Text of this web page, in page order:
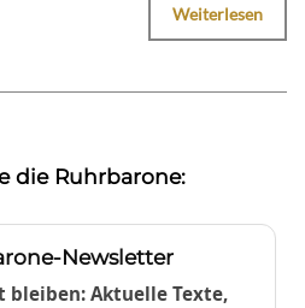
Weiterlesen
die Ruhrbarone:
Newsletter
Aktuelle Texte,